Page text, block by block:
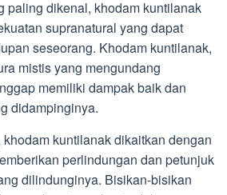
paling dikenal, khodam kuntilanak
supranatural yang dapat
seseorang. Khodam kuntilanak,
mistis yang mengundang
memiliki dampak baik dan
didampinginya.
kuntilanak dikaitkan dengan
perlindungan dan petunjuk
dilindunginya. Bisikan-bisikan